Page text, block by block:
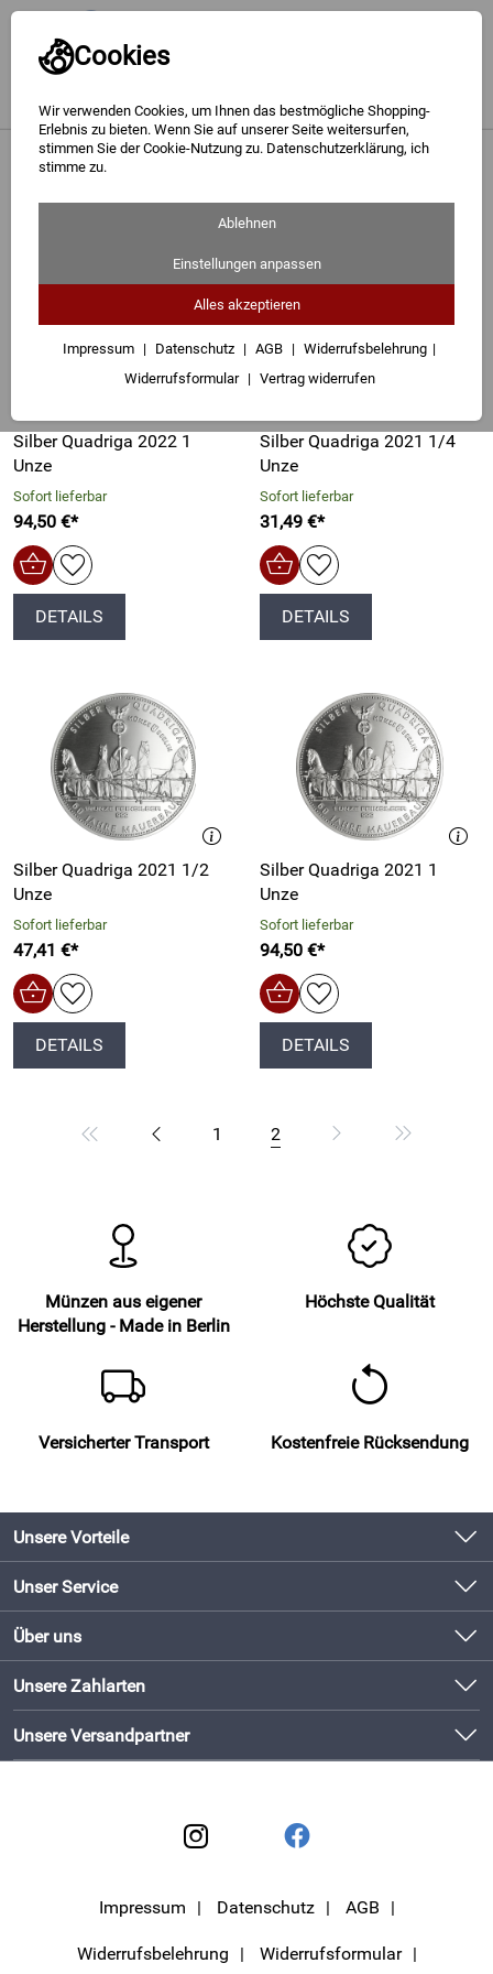
Cookies
Wir verwenden Cookies, um Ihnen das bestmögliche Shopping-
Erlebnis zu bieten. Wenn Sie auf unserer Seite weitersurfen,
stimmen Sie der Cookie-Nutzung zu. Datenschutzerklärung, ich
stimme zu.
Ablehnen
Einstellungen anpassen
Alles akzeptieren
Impressum Datenschutz AGB
Widerrufsbelehrung
Widerrufsformular
Vertrag widerrufen
Gold
Silber
Geschenke
Besuchen Sie uns
Karriere
Silber Quadriga Anlageprägung
Seite 2 - Silber Quadriga Feinsilber
Silber Quadriga 2022 1
Unze
Sofort lieferbar
94,50 €*
DETAILS
Silber Quadriga 2021 1/4
Unze
Sofort lieferbar
31,49 €*
DETAILS
Silber Quadriga 2021 1/2
Unze
Sofort lieferbar
47,41 €*
DETAILS
Silber Quadriga 2021 1
Unze
Sofort lieferbar
94,50 €*
DETAILS
1 2
Münzen aus eigener
Herstellung - Made in Berlin
Höchste Qualität
Versicherter Transport Kostenfreie Rücksendung
Unsere Vorteile
Produkte original und direkt vom Hersteller
Bewährte Qualität
Bestellen und direkt beim Hersteller abholen!
Unser Service
Kontakt
Newsletter
Lieferbedingungen
Kundenlogin
Über uns
Unsere Bestseller
Neu
Unsere Zahlarten
Unsere Versandpartner
Impressum Datenschutz AGB
Widerrufsbelehrung Widerrufsformular